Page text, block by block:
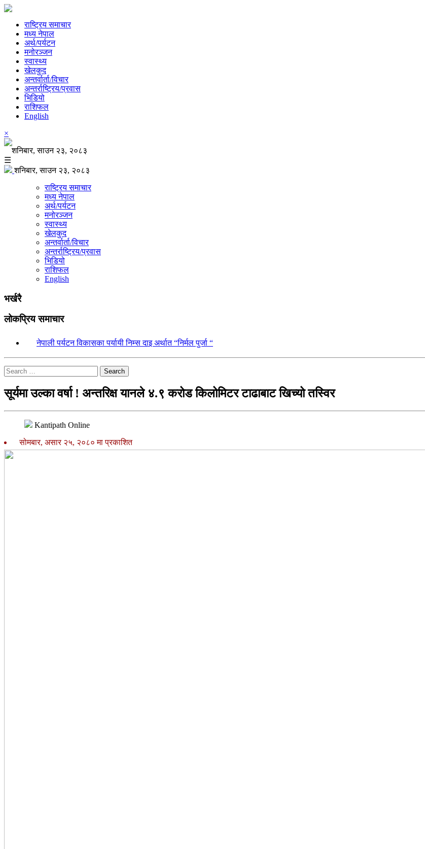
राष्ट्रिय समाचार
मध्य नेपाल
अर्थ/पर्यटन
मनोरञ्जन
स्वास्थ्य
खेलकुद
अन्तर्वार्ता/विचार
अन्तर्राष्ट्रिय/प्रवास
भिडियो
राशिफल
English
×
शनिबार, साउन २३, २०८३
☰
शनिबार, साउन २३, २०८३
राष्ट्रिय समाचार
मध्य नेपाल
अर्थ/पर्यटन
मनोरञ्जन
स्वास्थ्य
खेलकुद
अन्तर्वार्ता/विचार
अन्तर्राष्ट्रिय/प्रवास
भिडियो
राशिफल
English
भर्खरै
लोकप्रिय समाचार
नेपाली पर्यटन विकासका पर्यायी निम्स दाइ अर्थात “निर्मल पुर्जा “
Search
सूर्यमा उल्का वर्षा ! अन्तरिक्ष यानले ४.९ करोड किलोमिटर टाढाबाट खिच्यो तस्विर
Kantipath Online
सोमबार, असार २५, २०८० मा प्रकाशित